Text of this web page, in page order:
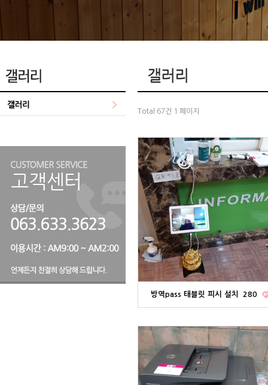
Total 67건 1 페이지
방역pass 태블릿 피시 설치 280